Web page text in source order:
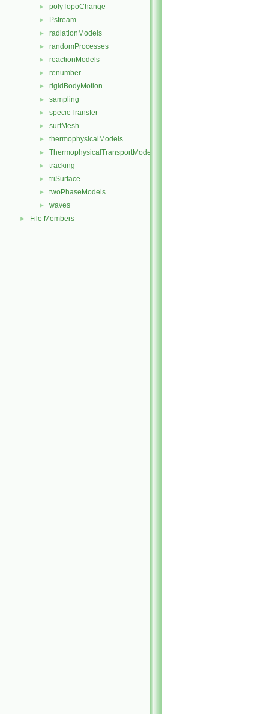
► polyTopoChange
► Pstream
► radiationModels
► randomProcesses
► reactionModels
► renumber
► rigidBodyMotion
► sampling
► specieTransfer
► surfMesh
► thermophysicalModels
► ThermophysicalTransportModels
► tracking
► triSurface
► twoPhaseModels
► waves
► File Members